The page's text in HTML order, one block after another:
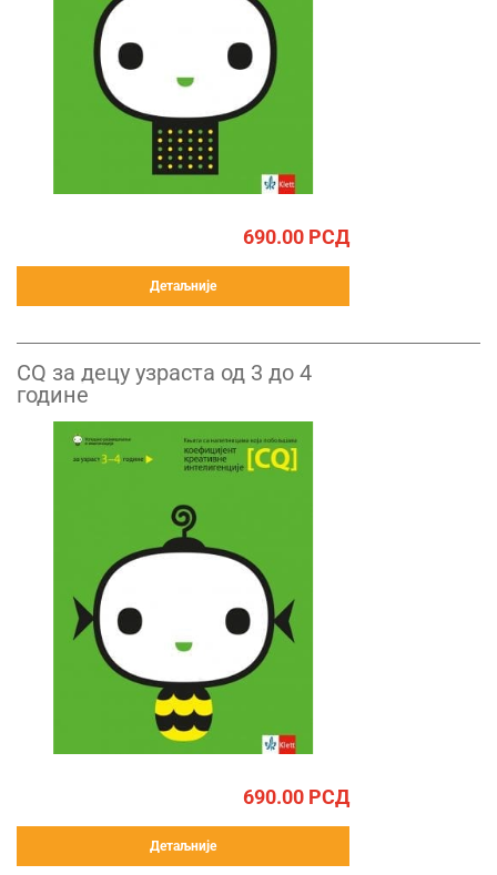
690.00 РСД
Детаљније
CQ за децу узраста од 3 до 4
године
690.00 РСД
Детаљније